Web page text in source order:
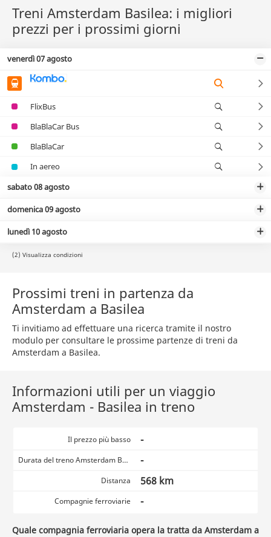
Treni Amsterdam Basilea: i migliori
prezzi per i prossimi giorni
venerdì 07 agosto
FlixBus
BlaBlaCar Bus
BlaBlaCar
In aereo
sabato 08 agosto
domenica 09 agosto
lunedì 10 agosto
(2) Visualizza condizioni
Prossimi treni in partenza da
Amsterdam a Basilea
Ti invitiamo ad effettuare una ricerca tramite il nostro
modulo per consultare le prossime partenze di treni da
Amsterdam a Basilea.
Informazioni utili per un viaggio
Amsterdam - Basilea in treno
Il prezzo più basso -
Durata del treno Amsterdam Basilea -
Distanza 568 km
Compagnie ferroviarie -
Quale compagnia ferroviaria opera la tratta da Amsterdam a